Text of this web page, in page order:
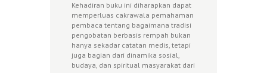
Kehadiran buku ini diharapkan dapat
memperluas cakrawala pemahaman
pembaca tentang bagaimana tradisi
pengobatan berbasis rempah bukan
hanya sekadar catatan medis, tetapi
juga bagian dari dinamika sosial,
budaya, dan spiritual masyarakat dari